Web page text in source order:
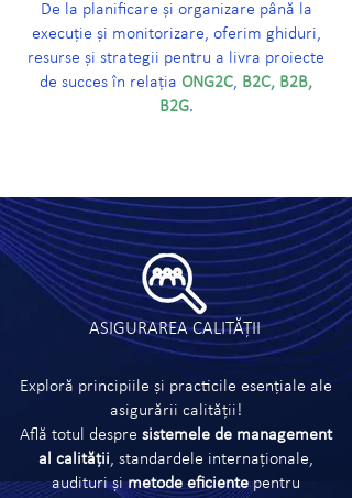
De la planificare și organizare până la
execuție și monitorizare, oferim ghiduri,
resurse și strategii pentru a livra proiecte
de succes în relația ONG2C, B2C, B2B,
B2G.
ASIGURAREA CALITĂȚII
Exploră principiile și practicile esențiale ale
asigurării calității!
Află totul despre sistemele de management
al calității, standardele internaționale,
audituri șimetode eficientepentru